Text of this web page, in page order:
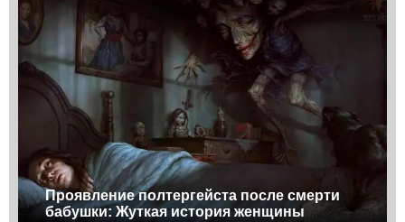
Проявление полтергейста после смерти
бабушки: Жуткая история женщины